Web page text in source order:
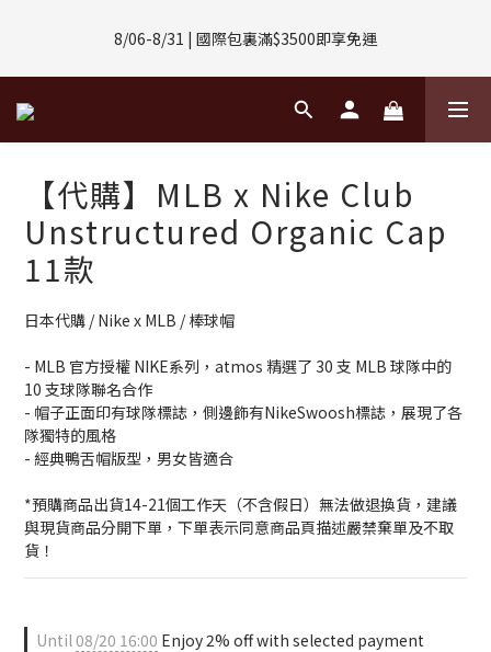
(數量有限售完不補)
8/06-8/31 | 國際包裏滿$3500即享免運
8/08-8/10 | 全館任選3件 贈 $188購物金
8/01-8/31 | 任選2件CUBOX正價商品 贈【威靈頓 / 波士頓墨鏡】
(數量有限售完不補)
【代購】MLB x Nike Club
Unstructured Organic Cap
11款
日本代購 / Nike x MLB / 棒球帽
- MLB 官方授權 NIKE系列，atmos 精選了 30 支 MLB 球隊中的
10 支球隊聯名合作
- 帽子正面印有球隊標誌，側邊飾有NikeSwoosh標誌，展現了各
隊獨特的風格
- 經典鴨舌帽版型，男女皆適合
*預購商品出貨14-21個工作天（不含假日）無法做退換貨，建議
與現貨商品分開下單，下單表示同意商品頁描述嚴禁棄單及不取
貨！
Until08/20 16:00 Enjoy 2% off with selected payment